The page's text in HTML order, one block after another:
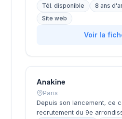
prestigieuse au cœur de la
rue de Bellechasse, il
entreprises dans leurs
approche personnalisée.
une excellente réputation
prestations de conseil en
Tél. disponible
8 ans
Site web
Voir la
Anakine
Paris
Depuis son lancement, ce
recrutement du 9e